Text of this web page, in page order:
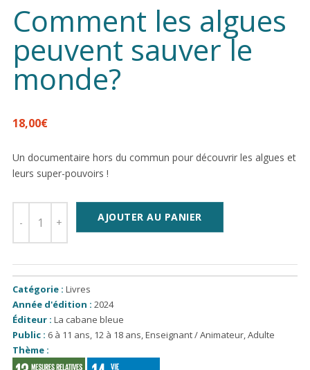
Comment les algues
peuvent sauver le
monde?
18,00€
Un documentaire hors du commun pour découvrir les algues et
leurs super-pouvoirs !
AJOUTER AU PANIER
Catégorie : Livres
Année d'édition : 2024
Éditeur : La cabane bleue
Public : 6 à 11 ans 12 à 18 ans Enseignant / Animateur Adulte
Thème :